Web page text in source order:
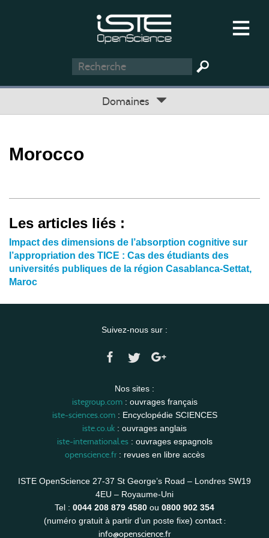
Domaines
Morocco
Les articles liés :
Impact des dimensions de l’absorption cognitive sur
l’appropriation des TICE : Cas des étudiants des
universités publiques de la région Casablanca-Settat,
Maroc
Suivez-nous sur :
Nos sites :
istegroup.com: ouvrages français
iste-sciences.com: Encyclopédie SCIENCES
iste.co.uk : ouvrages anglais
iste-international.es: ouvrages espagnols
openscience.fr: revues en libre accès
ISTE OpenScience 27-37 St George’s Road – Londres SW19
4EU – Royaume-Uni
Tel : 0044 208 879 4580 ou 0800 902 354
(numéro gratuit à partir d’un poste fixe) contact :
info@openscience.fr